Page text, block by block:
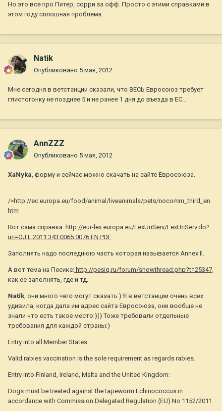
Но это все про Питер, сорри за офф. Просто с этими справками в
этом году сплошная проблема.
Natik
Опубликовано 5 мая, 2012
Мне сегодня в ветстанции сказали, что ВЕСЬ Евросоюз требует
глистогонку не позднее 5 и не ранее 1 дня до въезда в ЕС...
AnnZZZ
Опубликовано 5 мая, 2012
ХаNyka, форму и сейчас можно скачать на сайте Евросоюза.
/>http://ec.europa.eu/food/animal/liveanimals/pets/nocomm_third_en.
htm
Вот сама справка: http://eur-lex.europa.eu/LexUriServ/LexUriServ.do?
uri=OJ:L:2011:343:0065:0076:EN:PDF
Заполнять надо последнюю часть которая называется Annex II.
А вот тема на Песике: http://pesiq.ru/forum/showthread.php?t=25347,
как ее заполнять, где и тд.
Natik, они много чего могут сказать:) Я в ветстанции очень всех
удивила, когда дала им адрес сайта Евросоюза, они вообще не
знали что есть такое место:))) Тоже требовали отдельные
требования для каждой страны:)
Entry into all Member States:
Valid rabies vaccination is the sole requirement as regards rabies.
Entry into Finland, Ireland, Malta and the United Kingdom:
Dogs must be treated against the tapeworm Echinococcus in
accordance with Commission Delegated Regulation (EU) No 1152/2011